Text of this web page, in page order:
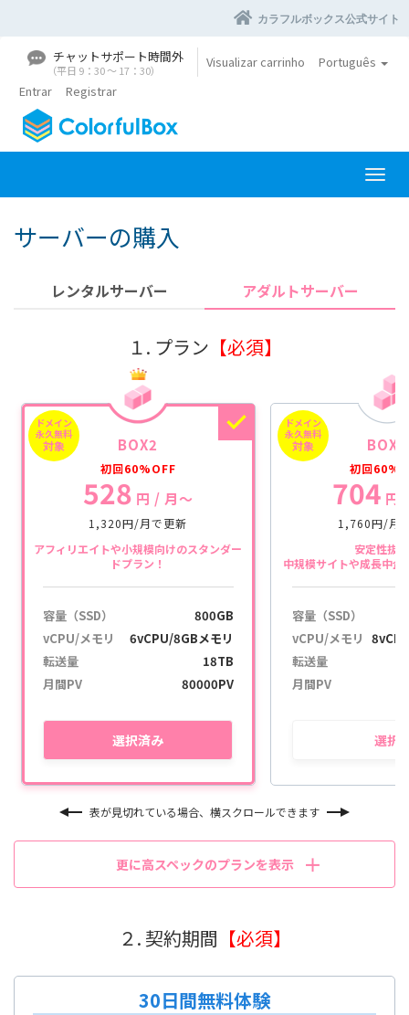
カラフルボックス公式サイト
チャットサポート時間外
（平日 9：30 〜 17：30）
Visualizar carrinho
Português
Entrar
Registrar
A
l
r
e
g
a
ç
ã
o
サーバーの購入
レンタルサーバー アダルトサーバー
１. プラン 【必須】
ドメイン
永久無料
対象 BOX2
初回60%OFF
528 円 / 月〜
1,320円/月で更新
アフィリエイトや小規模向けのスタンダー
ドプラン！
容量（SSD）
800GB
vCPU/メモリ
6vCPU/8GBメモリ
転送量
18TB
月間PV
80000PV
選択済み
ドメイン
永久無料
対象 BOX3
初回
704 円
1,760円/月
安定性抜
中規模サイトや成長中企
容量（SSD）
vCPU/メモリ
転送量
月間PV
選択
表が見切れている場合、横スクロールできます
更に高スペックのプランを表示
２. 契約期間 【必須】
30日間無料体験